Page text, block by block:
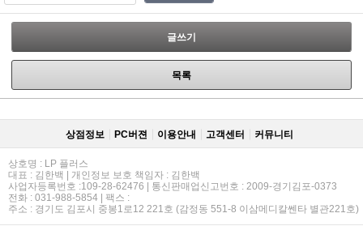
글쓰기
목록
상점정보 PC버젼 이용안내 고객센터 커뮤니티
상호명 : LP 플러스
대표 : 김한백 | 개인정보 보호 책임자 : 김한백
사업자등록번호 :109-28-62476 | 통신판매업신고번호 : 2009-경기김포-0373
전화 : 031-988-5854 | 팩스 :
주소 : 경기도 김포시 중봉1로12 221호 (감정동 551-8 이삼메디칼쎈타 별관221호)